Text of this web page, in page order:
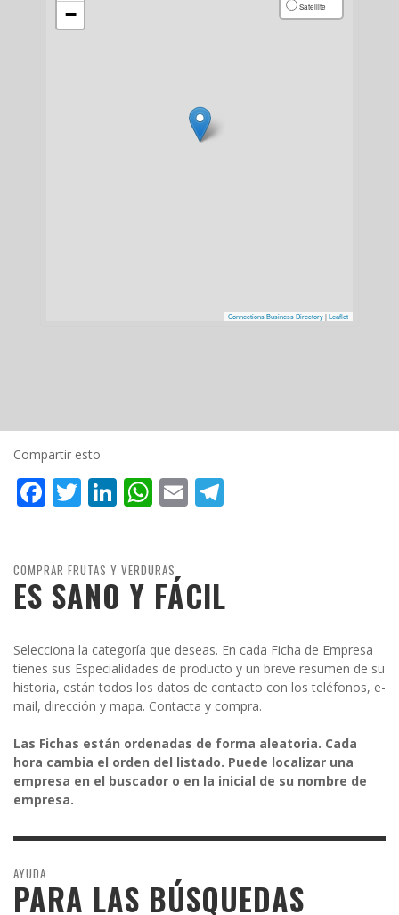
−
Satellite
Connections Business Directory|Leaflet
Compartir esto
Facebook
Twitter
LinkedIn
WhatsApp
Email
COMPRAR FRUTAS Y VERDURAS
ES SANO Y FÁCIL
Selecciona la categoría que deseas. En cada Ficha de Empresa
tienes sus Especialidades de producto y un breve resumen de su
historia, están todos los datos de contacto con los teléfonos, e-
mail, dirección y mapa. Contacta y compra.
Las Fichas están ordenadas de forma aleatoria. Cada
hora cambia el orden del listado. Puede localizar una
empresa en el buscador o en la inicial de su nombre de
empresa.
AYUDA
PARA LAS BÚSQUEDAS